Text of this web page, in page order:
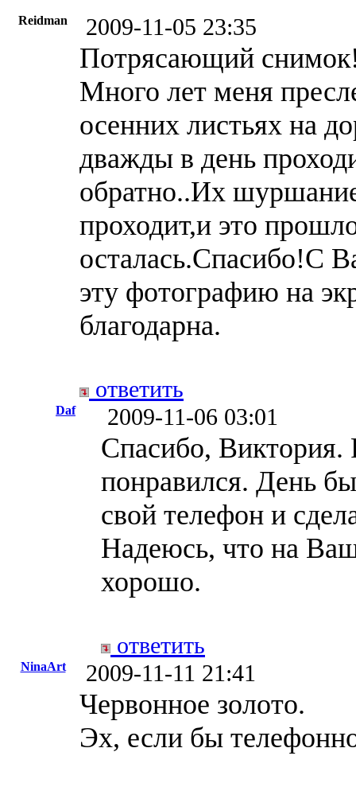
Reidman 2009-11-05 23:35
Потрясающий
Много лет меня
осенних листьях на
дважды в день
обратно..Их
проходит,и это
осталась.Спасибо!С
эту фотографию на
благодарна.
ответить
Daf 2009-11-06 03:01
Спасибо,
понравился. День
свой телефон и
Надеюсь, что на
хорошо.
ответить
NinaArt 2009-11-11 21:41
Червонное золото.
Эх, если бы